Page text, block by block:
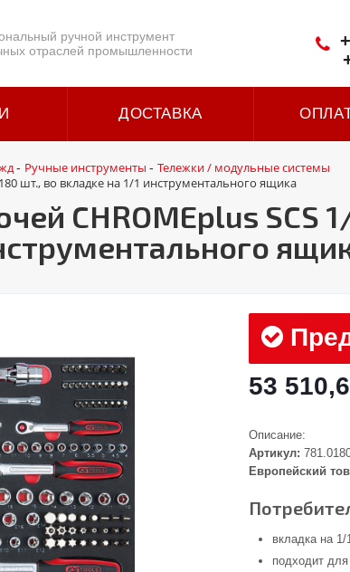
ручной инструмент
отраслей промышленности
ДОСТАВКА
- Ручные инструменты - Тележки / модульные системы
шт., во вкладке на 1/1 инструментального ящика
CHROMEplus SCS
53
Описание:
Артикул:
Европейский
вкладка на
подходит